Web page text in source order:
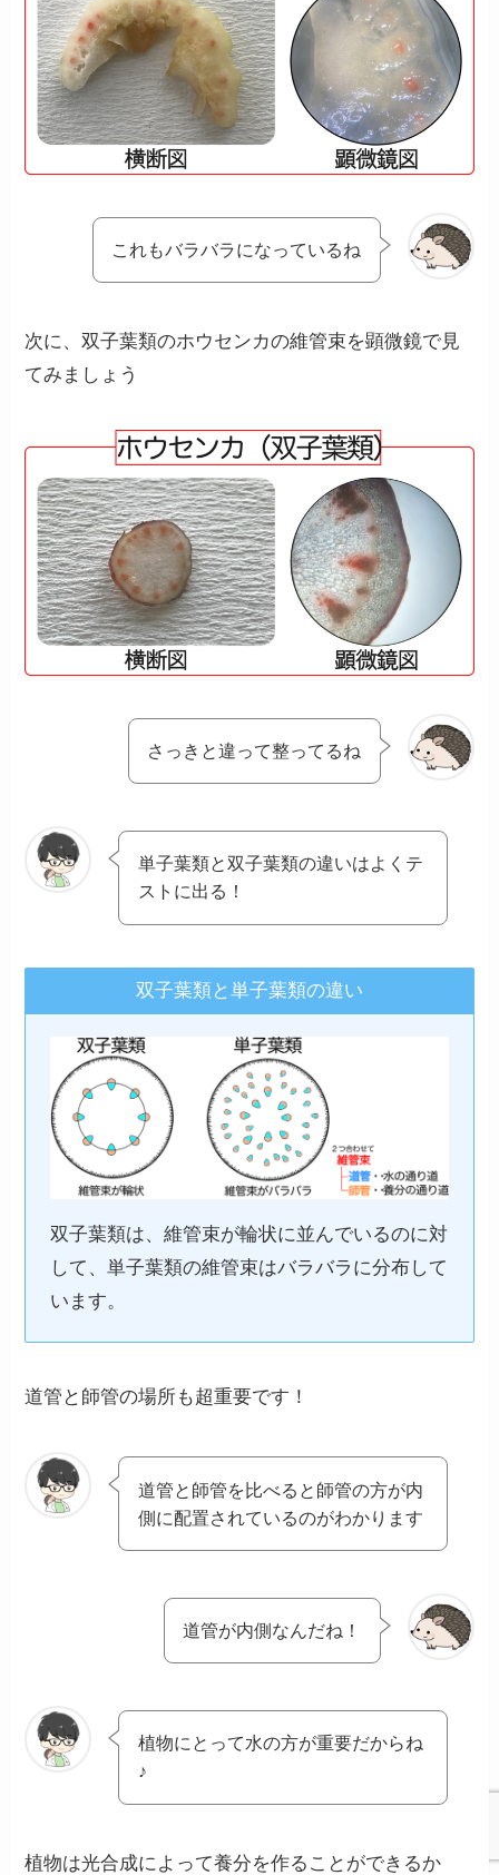
これもバラバラになっているね
次に、双子葉類のホウセンカの維管束を顕微鏡で見
てみましょう
さっきと違って整ってるね
単子葉類と双子葉類の違いはよくテ
ストに出る！
双子葉類と単子葉類の違い
双子葉類は、維管束が輪状に並んでいるのに対
して、単子葉類の維管束はバラバラに分布して
います。
道管と師管の場所も超重要です！
道管と師管を比べると師管の方が内
側に配置されているのがわかります
道管が内側なんだね！
植物にとって水の方が重要だからね
♪
植物は光合成によって養分を作ることができるか